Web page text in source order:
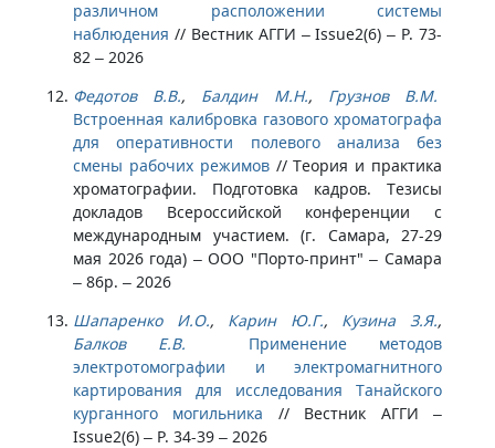
различном расположении системы
наблюдения // Вестник АГГИ – Issue2(6) – P. 73-
82 – 2026
Федотов В.В., Балдин М.Н., Грузнов В.М.
Встроенная калибровка газового хроматографа
для оперативности полевого анализа без
смены рабочих режимов//Теория и практика
хроматографии. Подготовка кадров. Тезисы
докладов Всероссийской конференции с
международным участием. (г. Самара, 27-29
мая 2026 года) – ООО "Порто-принт" – Самара
– 86p. – 2026
Шапаренко И.О., Карин Ю.Г., Кузина З.Я.,
Балков Е.В.
Применение методов
электротомографии и электромагнитного
картирования для исследования Танайского
курганного могильника // Вестник АГГИ –
Issue2(6) – P. 34-39 – 2026